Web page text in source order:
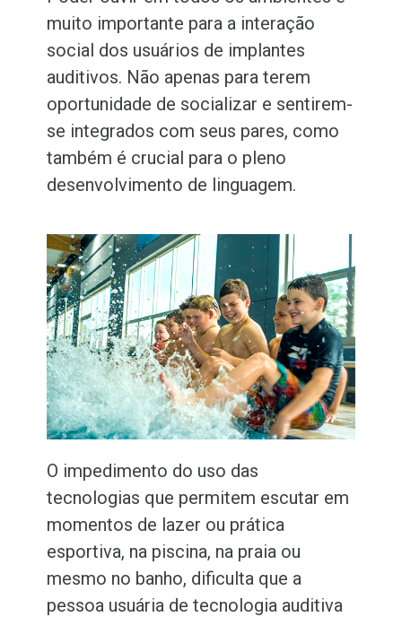
muito importante para a interação
social dos usuários de implantes
auditivos. Não apenas para terem
oportunidade de socializar e sentirem-
se integrados com seus pares, como
também é crucial para o pleno
desenvolvimento de linguagem.
O impedimento do uso das
tecnologias que permitem escutar em
momentos de lazer ou prática
esportiva, na piscina, na praia ou
mesmo no banho, dificulta que a
pessoa usuária de tecnologia auditiva